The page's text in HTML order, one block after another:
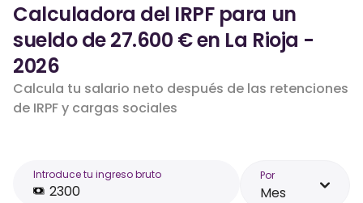
Calculadora del IRPF para un
sueldo de 27.600 € en La Rioja -
2026
Calcula tu salario neto después de las retenciones
de IRPF y cargas sociales
Introduce tu ingreso bruto Por
Mes